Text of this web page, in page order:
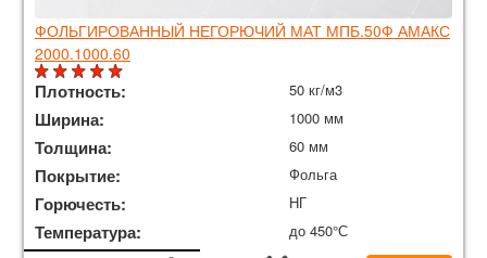
ФОЛЬГИРОВАННЫЙ НЕГОРЮЧИЙ МАТ МПБ.50Ф АМАКС
2000.1000.60
Плотность: 50 кг/м3
Ширина: 1000 мм
Толщина: 60 мм
Покрытие: Фольга
Горючесть: НГ
Температура: до 450°С